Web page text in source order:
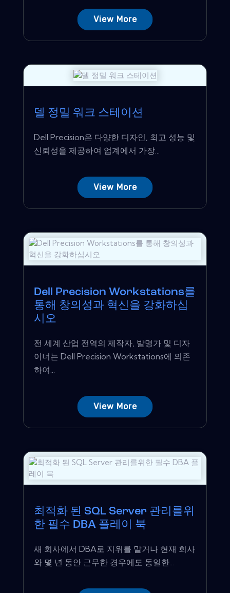
View More
델 정밀 워크 스테이션
Dell Precision은 다양한 디자인, 최고 성능 및
신뢰성을 제공하여 업계에서 가장...
View More
Dell Precision Workstations를
통해 창의성과 혁신을 강화하십
시오
전 세계 산업 전역의 제작자, 발명가 및 디자
이너는 Dell Precision Workstations에 의존
하여...
View More
최적화 된 SQL Server 관리를위
한 필수 DBA 플레이 북
새 회사에서 DBA로 지위를 맡거나 현재 회사
와 몇 년 동안 근무한 경우에도 동일한...